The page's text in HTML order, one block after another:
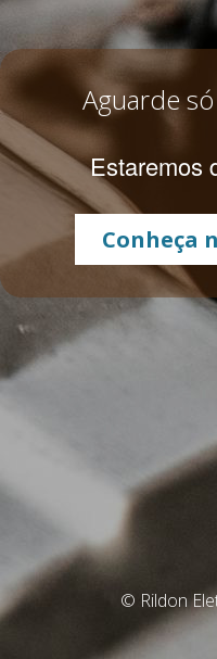
Aguarde
Estaremos
Conheça
© Rildon